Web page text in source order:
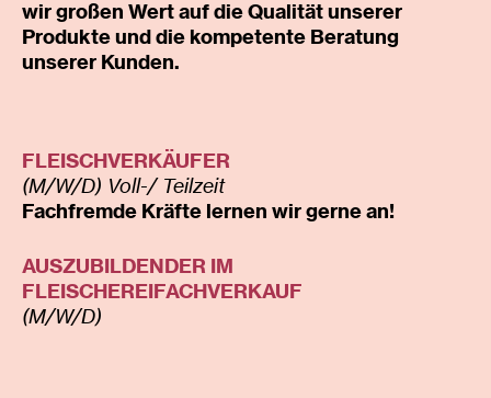
METZGEREI
KARRIERE
KONTAKT
EINBLICKE
wir großen Wert auf die Qualität unserer
Produkte und die kompetente Beratung
unserer Kunden.
FLEISCHVERKÄUFER
(M/W/D) Voll-/ Teilzeit
Fachfremde Kräfte lernen wir gerne an!
AUSZUBILDENDER IM
FLEISCHEREIFACHVERKAUF
(M/W/D)